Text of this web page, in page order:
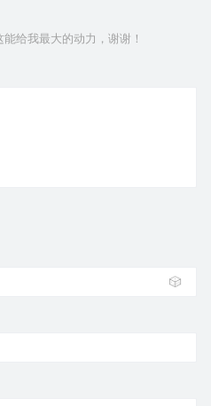
给我最大的动力，谢谢！
🎲